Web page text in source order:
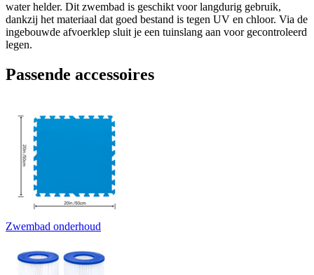
water helder. Dit zwembad is geschikt voor langdurig gebruik,
dankzij het materiaal dat goed bestand is tegen UV en chloor. Via de
ingebouwde afvoerklep sluit je een tuinslang aan voor gecontroleerd
legen.
Passende accessoires
Zwembad onderhoud